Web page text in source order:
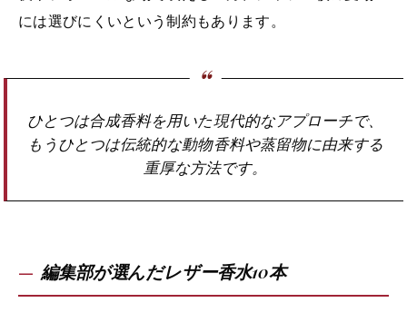
には選びにくいという制約もあります。
ひとつは合成香料を用いた現代的なアプローチで、
もうひとつは伝統的な動物香料や蒸留物に由来する
重厚な方法です。
編集部が選んだレザー香水10本